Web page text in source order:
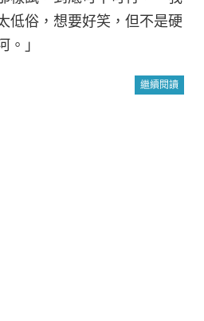
低俗，想要好笑，但不是硬
。」
繼續閱讀